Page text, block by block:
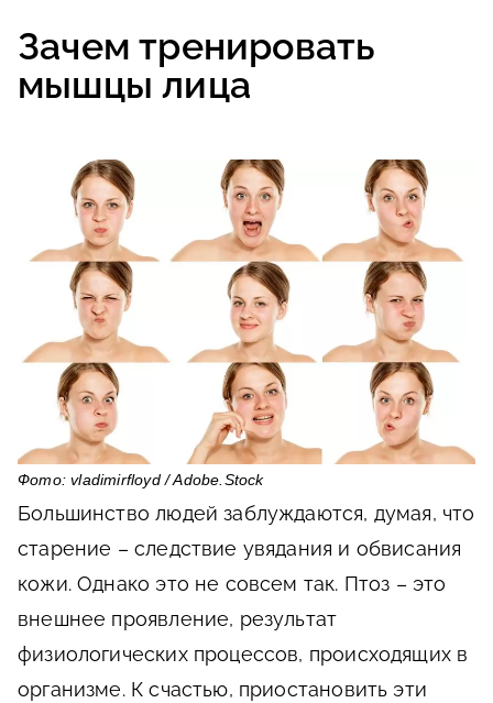
Зачем тренировать
мышцы лица
Фото: vladimirfloyd / Adobe.Stock
Большинство людей заблуждаются, думая, что
старение – следствие увядания и обвисания
кожи. Однако это не совсем так. Птоз – это
внешнее проявление, результат
физиологических процессов, происходящих в
организме. К счастью, приостановить эти